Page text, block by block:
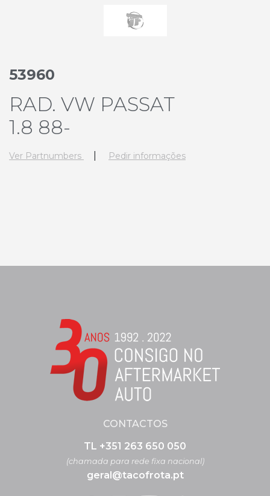
53960
RAD. VW PASSAT
1.8 88-
Ver Partnumbers Pedir informações
CONTACTOS
TL +351 263 650 050
(chamada para rede fixa nacional)
geral@tacofrota.pt